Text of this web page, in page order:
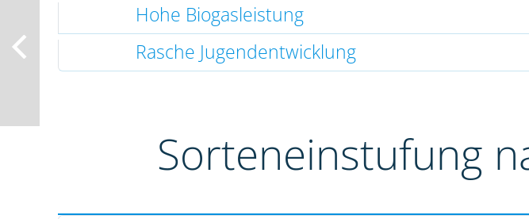
Hohe Biogasleistung
Rasche Jugendentwicklung
Sorteneinstufung